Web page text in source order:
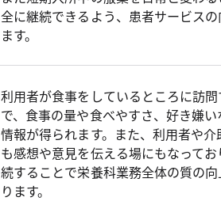
全に継続できるよう、患者サービス
ます。
利用者が食事をしているところに訪
で、食事の量や食べやすさ、好き嫌
情報が得られます。また、利用者や
も感想や意見を伝える場にもなって
続することで栄養科業務全体の質の
ります。